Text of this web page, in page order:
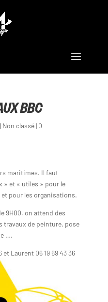
BBC
| Non classé| 0
maritimes. Il faut
» et « utiles » pour le
pour les organisations.
9H00, on attend des
travaux de peinture, pose
….
Laurent 06 19 69 43 36